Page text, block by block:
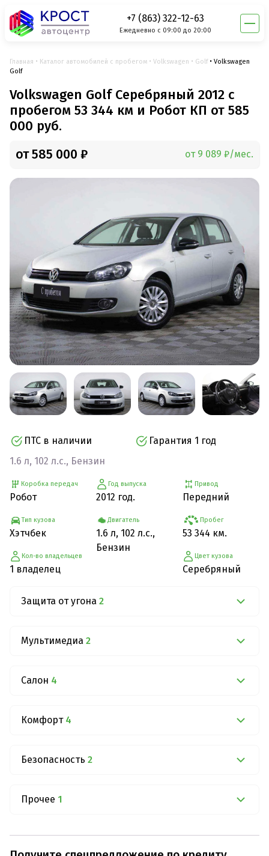
+7 (863) 322-12-63
Ежедневно с 09:00 до 20:00
Главная Каталог автомобилей с пробегом Volkswagen Golf
Volkswagen
Golf
Volkswagen Golf Серебряный 2012 с
пробегом 53 344 км и Робот КП от 585
000 руб.
от 585 000 ₽ от 9 089 ₽/мес.
ПТС в наличии
Гарантия 1 год
1.6 л, 102 л.с., Бензин
Коробка передач
Робот
Тип кузова
Хэтчбек
Кол-во владельцев
1 владелец
Год выпуска
2012 год.
Двигатель
1.6 л, 102 л.с.,
Бензин
Привод
Передний
Пробег
53 344 км.
Цвет кузова
Серебряный
Защита от угона 2
Мультимедиа 2
Салон 4
Комфорт 4
Безопасность 2
Прочее 1